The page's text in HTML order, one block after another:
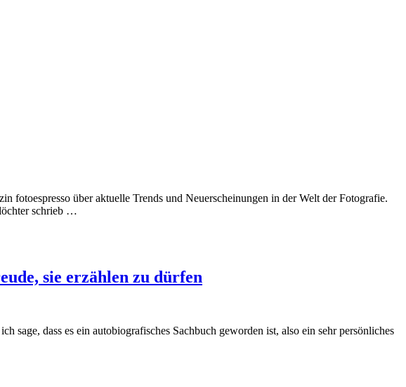
fotoespresso über aktuelle Trends und Neuerscheinungen in der Welt der Fotografie.
schrieb …
sie erzählen zu dürfen
sage, dass es ein autobiografisches Sachbuch geworden ist, also ein sehr persönliches